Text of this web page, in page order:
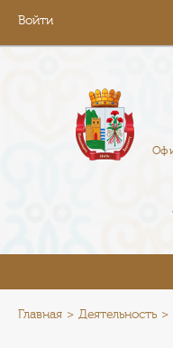
Войти
АДМИНИСТРАЦИЯ
ПРЕСС-ЦЕНТР
Главная Деятельность